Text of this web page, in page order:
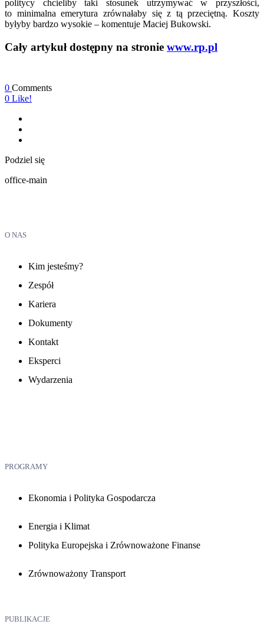
politycy chcieliby taki stosunek utrzymywać w przyszłości,
to minimalna emerytura zrównałaby się z tą przeciętną. Koszty
byłyby bardzo wysokie – komentuje Maciej Bukowski.
Cały artykuł dostępny na stronie www.rp.pl
0 Comments
0 Like!
Podziel się
office-main
O NAS
Kim jesteśmy?
Zespół
Kariera
Dokumenty
Kontakt
Eksperci
Wydarzenia
PROGRAMY
Ekonomia i Polityka Gospodarcza
Energia i Klimat
Polityka Europejska i Zrównoważone Finanse
Zrównoważony Transport
PUBLIKACJE